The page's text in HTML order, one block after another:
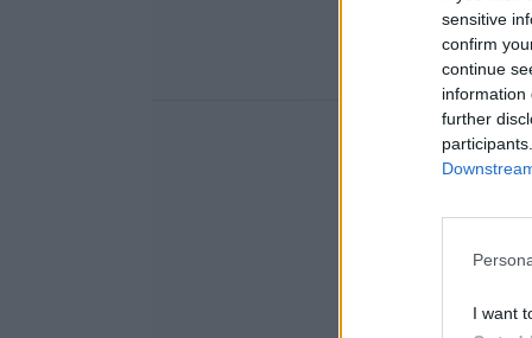
sensitive
confirm
continue
information
further
I want